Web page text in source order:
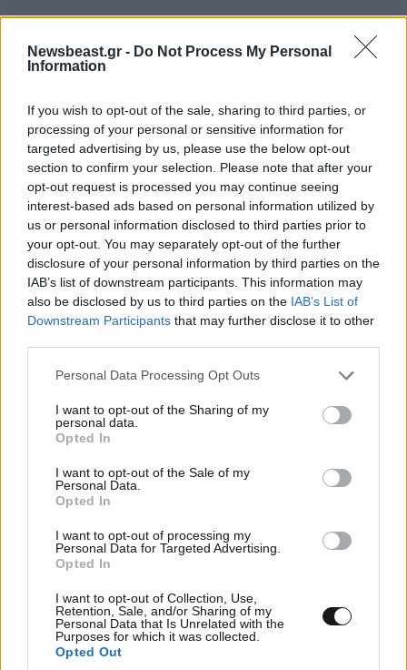
Newsbeast.gr - Do Not Process My Personal
Information
If you wish to opt-out of the sale, sharing to third parties, or
processing of your personal or sensitive information for
targeted advertising by us, please use the below opt-out
section to confirm your selection. Please note that after your
opt-out request is processed you may continue seeing
interest-based ads based on personal information utilized by
us or personal information disclosed to third parties prior to
your opt-out. You may separately opt-out of the further
disclosure of your personal information by third parties on the
IAB’s list of downstream participants. This information may
also be disclosed by us to third parties on the IAB’s List of
Downstream Participants that may further disclose it to other
Please note that this website/app uses one or more Google
not limited to your visit or usage behaviour. You may click to
grant or deny consent to Google and its third-party tags to
use your data for below specified purposes in below Google
consent section.
Personal Data Processing Opt Outs
I want to opt-out of the Sharing of my
personal data.
Opted In
I want to opt-out of the Sale of my
Personal Data.
Opted In
I want to opt-out of processing my
Personal Data for Targeted Advertising.
Opted In
I want to opt-out of Collection, Use,
Retention, Sale, and/or Sharing of my
Personal Data that Is Unrelated with the
Purposes for which it was collected.
Opted Out
ΠΡΟΣΘΕΣΤΕ ΤΟ ΣΧΟΛΙΟ ΣΑΣ
Διαβάστε και ακολουθήστε τους κανόνες σχολιασμού
ΠΡΟΣΘΗΚΗ
TRENDING